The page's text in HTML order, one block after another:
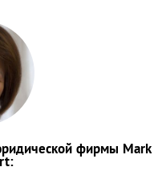
фирмы Mark